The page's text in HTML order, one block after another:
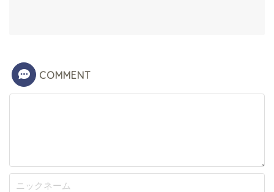
COMMENT